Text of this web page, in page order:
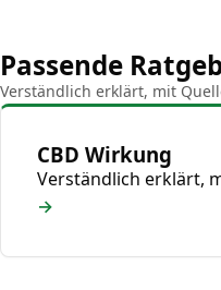
Passende
Verständlich erklärt, mit
CBD Wirkung
Verständlich erklärt,
→